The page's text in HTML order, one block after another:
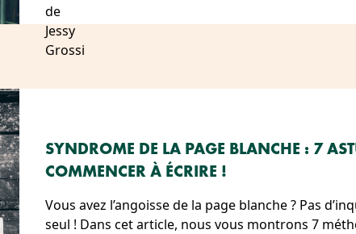
SYNDROME DE LA PAGE BLANCHE : 7
COMMENCER À ÉCRIRE !
Vous avez l’angoisse de la page blanche ? Pas
seul ! Dans cet article, nous vous montrons 7